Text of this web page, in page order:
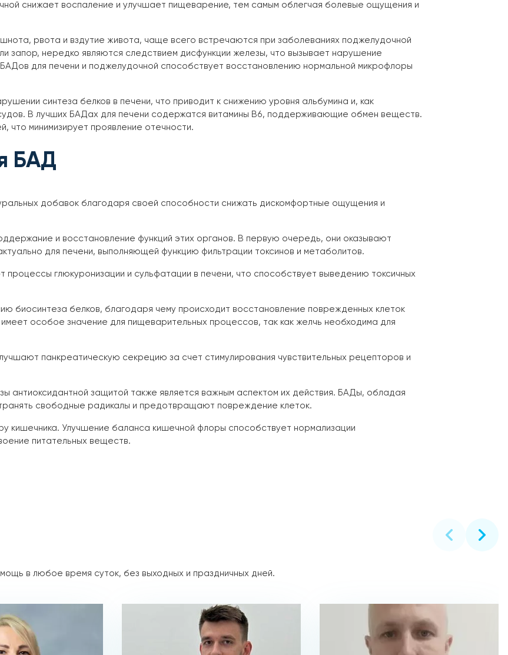
снижает воспаление и улучшает пищеварение, тем самым облегчая болевые ощущения и
рвота и вздутие живота, чаще всего встречаются при заболеваниях поджелудочной
запор, нередко являются следствием дисфункции железы, что вызывает нарушение
для печени и поджелудочной способствует восстановлению нормальной микрофлоры
синтеза белков в печени, что приводит к снижению уровня альбумина и, как
В лучших БАДах для печени содержатся витамины B6, поддерживающие обмен веществ.
что минимизирует проявление отечности.
БАД
добавок благодаря своей способности снижать дискомфортные ощущения и
и восстановление функций этих органов. В первую очередь, они оказывают
для печени, выполняющей функцию фильтрации токсинов и метаболитов.
глюкуронизации и сульфатации в печени, что способствует выведению токсичных
биосинтеза белков, благодаря чему происходит восстановление поврежденных клеток
особое значение для пищеварительных процессов, так как желчь необходима для
панкреатическую секрецию за счет стимулирования чувствительных рецепторов и
антиоксидантной защитой также является важным аспектом их действия. БАДы, обладая
свободные радикалы и предотвращают повреждение клеток.
кишечника. Улучшение баланса кишечной флоры способствует нормализации
питательных веществ.
в любое время суток, без выходных и праздничных дней.